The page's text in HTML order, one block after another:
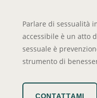
Parlare di sessualità
accessibile è un atto
sessuale è
strumento di
CONTATTAMI